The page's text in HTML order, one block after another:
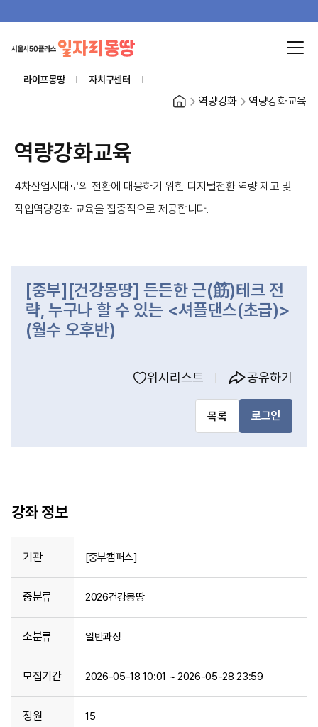
라이프몽땅 자치구센터
홈 역량강화 역량강화교육
역량강화교육
4차산업시대로의 전환에 대응하기 위한 디지털전환 역량 제고 및
작업역량강화 교육을 집중적으로 제공합니다.
[중부][건강몽땅] 든든한 근(筋)테크 전
략, 누구나 할 수 있는 <셔플댄스(초급)>
(월수 오후반)
위시리스트 공유하기
목록 로그인
강좌 정보
기관 [중부캠퍼스]
중분류 2026건강몽땅
소분류 일반과정
모집기간 2026-05-18 10:01 ~ 2026-05-28 23:59
정원 15